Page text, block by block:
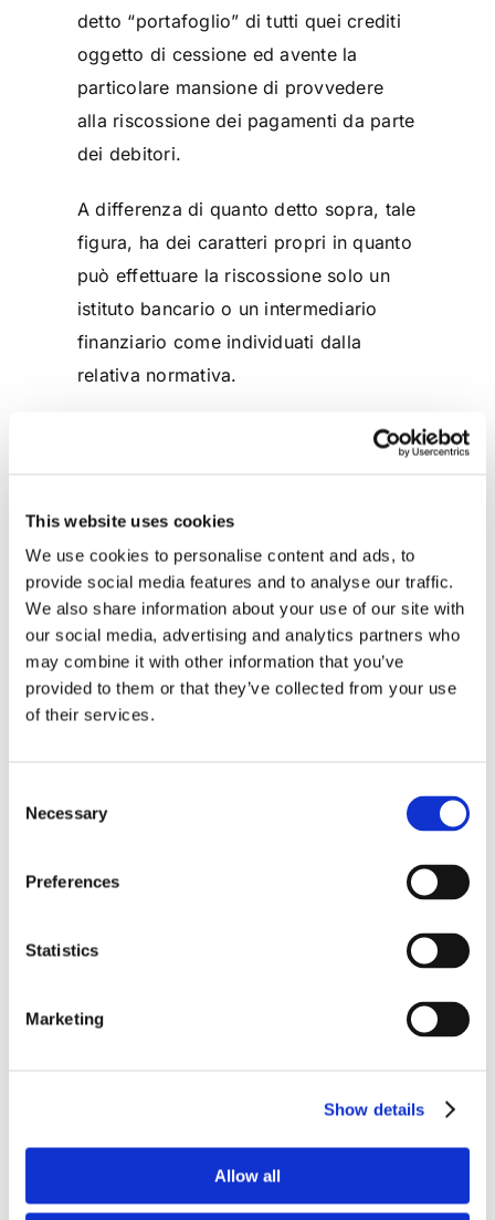
This website uses cookies
We use cookies to personalise content and ads, to
provide social media features and to analyse our traffic.
We also share information about your use of our site with
our social media, advertising and analytics partners who
may combine it with other information that you’ve
provided to them or that they’ve collected from your use
of their services.
Selection
Necessary
Preferences
Statistics
Marketing
Show details
Allow all
detto “portafoglio” di tutti quei crediti
oggetto di cessione ed avente la
particolare mansione di provvedere
alla riscossione dei pagamenti da parte
dei debitori.
A differenza di quanto detto sopra, tale
figura, ha dei caratteri propri in quanto
può effettuare la riscossione solo un
istituto bancario o un intermediario
finanziario come individuati dalla
relativa normativa.
Articoli
Recenti
Riforma
dell'ordinamento
concorsuale. I
l'emanazione del
decreto attuativo